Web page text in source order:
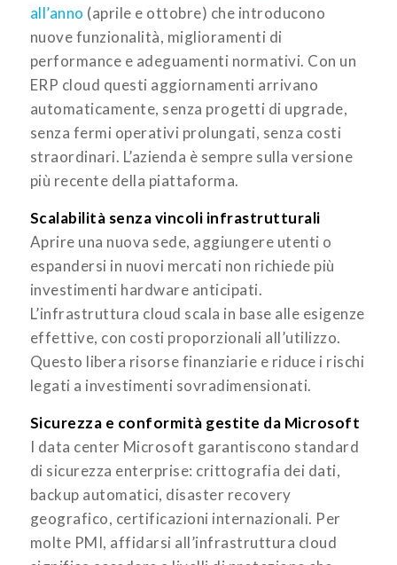
all’anno (aprile e ottobre) che introducono
nuove funzionalità, miglioramenti di
performance e adeguamenti normativi. Con un
ERP cloud questi aggiornamenti arrivano
automaticamente, senza progetti di upgrade,
senza fermi operativi prolungati, senza costi
straordinari. L’azienda è sempre sulla versione
più recente della piattaforma.
Scalabilità senza vincoli infrastrutturali
Aprire una nuova sede, aggiungere utenti o
espandersi in nuovi mercati non richiede più
investimenti hardware anticipati.
L’infrastruttura cloud scala in base alle esigenze
effettive, con costi proporzionali all’utilizzo.
Questo libera risorse finanziarie e riduce i rischi
legati a investimenti sovradimensionati.
Sicurezza e conformità gestite da Microsoft
I data center Microsoft garantiscono standard
di sicurezza enterprise: crittografia dei dati,
backup automatici, disaster recovery
geografico, certificazioni internazionali. Per
molte PMI, affidarsi all’infrastruttura cloud